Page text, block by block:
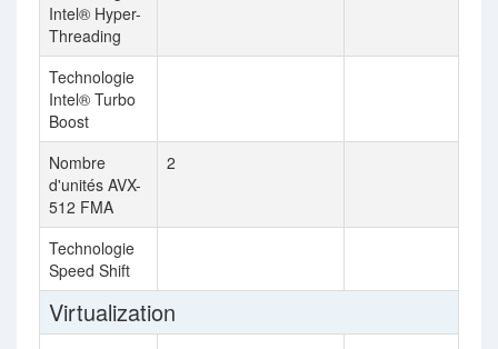
Intel® Hyper-
Threading
Technologie
Intel® Turbo
Boost
Nombre
d'unités AVX-
512 FMA
2
Technologie
Speed Shift
Virtualization